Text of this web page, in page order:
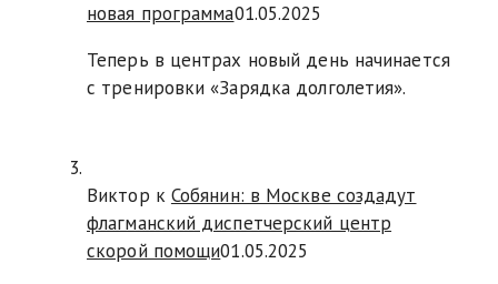
новая программа01.05.2025
Теперь в центрах новый день начинается
с тренировки «Зарядка долголетия».
Виктор к Собянин: в Москве создадут
флагманский диспетчерский центр
скорой помощи01.05.2025